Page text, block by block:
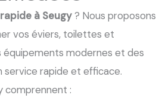
à Seugy ? Nous proposons
vos éviers, toilettes et
équipements modernes et des
service rapide et efficace.
comprennent :